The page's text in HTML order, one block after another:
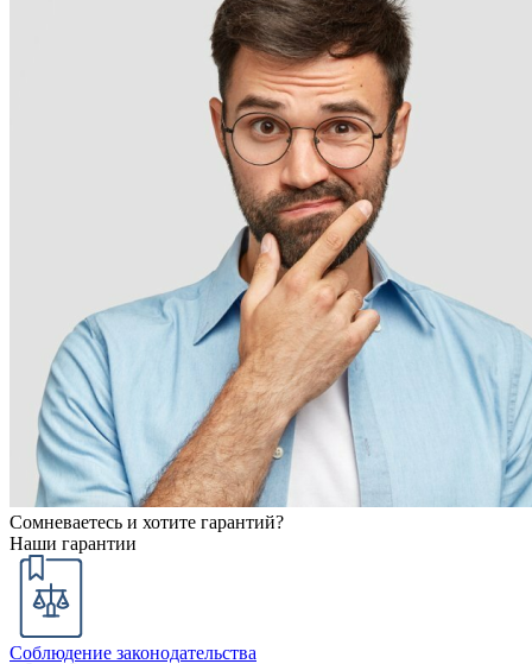
Сомневаетесь и хотите гарантий?
Наши гарантии
Соблюдение законодательства